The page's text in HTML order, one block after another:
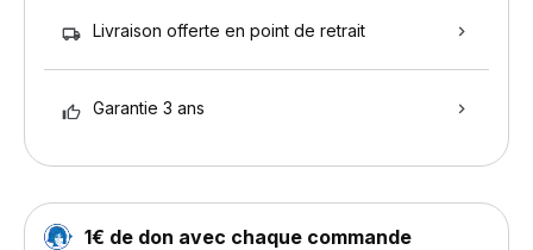
Livraison offerte en point de retrait
Garantie 3 ans
1€ de don avec chaque commande